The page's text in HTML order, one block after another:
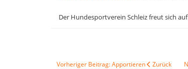
Der Hundesportverein Schleiz freut sich
Vorheriger Beitrag: Apportieren Zurück